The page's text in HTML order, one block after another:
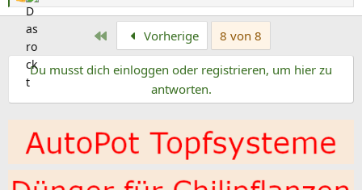
e
k
o
:
Erste Vorherige 8 von 8
Du musst dich einloggen oder registrieren, um hier zu
antworten.